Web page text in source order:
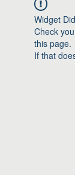
Widget
Check
this page.
If that